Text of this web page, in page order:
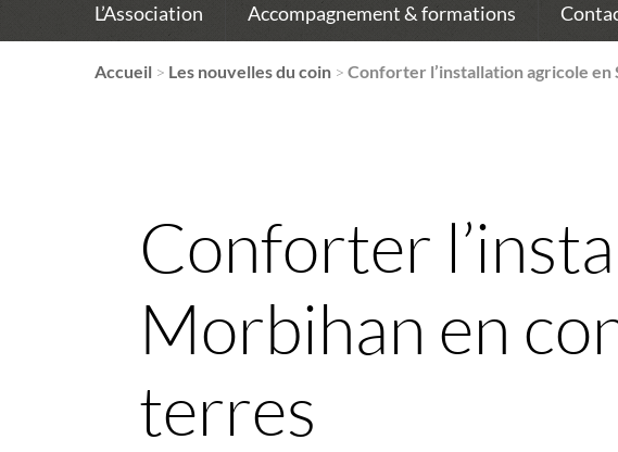
L’Association Accompagnement & formations
Accueil > Les nouvelles du coin >Conforter l’installation agricole en
Conforter
Morbihan en
terres